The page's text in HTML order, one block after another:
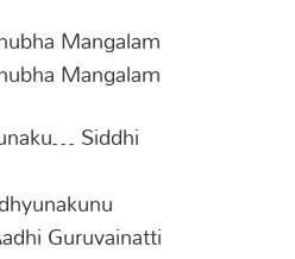
Mangalam
Mangalam
Siddhi
Guruvainatti